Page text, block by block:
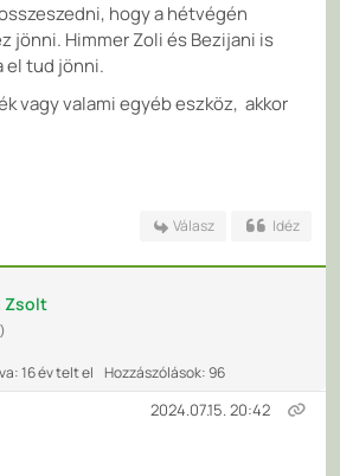
hogy a hétvégén
jönni. Himmer Zoli és Bezijani is
el tud jönni.
vagy valami egyéb eszköz, akkor
Válasz Idéz
Zsolt
16 év telt el Hozzászólások: 96
2024.07.15. 20:42